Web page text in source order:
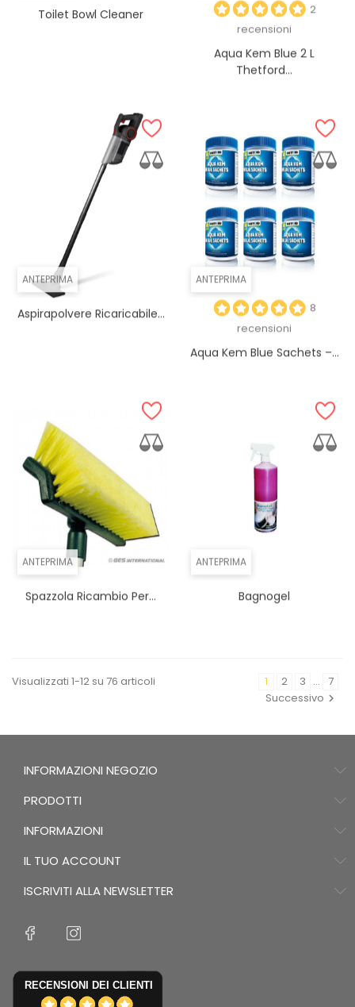
Toilet Bowl Cleaner
2
recensioni
Aqua Kem Blue 2 L
Thetford...
ANTEPRIMA
Aspirapolvere Ricaricabile...
ANTEPRIMA
8
recensioni
Aqua Kem Blue Sachets –...
ANTEPRIMA
Spazzola Ricambio Per...
ANTEPRIMA
Bagnogel
Visualizzati 1-12 su 76 articoli 1 2 3 …
7
Successivo
INFORMAZIONI NEGOZIO
PRODOTTI
INFORMAZIONI
IL TUO ACCOUNT
ISCRIVITI ALLA NEWSLETTER
RECENSIONI DEI CLIENTI